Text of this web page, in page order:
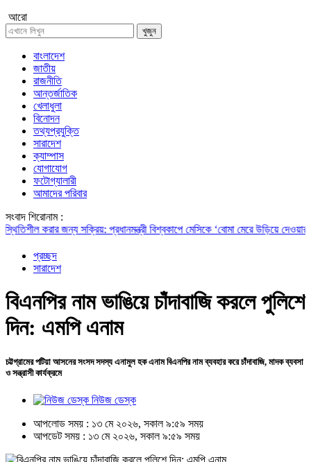
আরো
খুজুন
বাংলাদেশ
জাতীয়
রাজনীতি
আন্তর্জাতিক
খেলাধুলা
বিনোদন
তথ্যপ্রযুক্তি
সারাদেশ
ক্যাম্পাস
যোগাযোগ
ফটোগ্যালারী
আমাদের পরিবার
সংবাদ শিরোনাম :
করার জন্য সক্রিয়: প্রধানমন্ত্রীবিশ্বকাপে মেসিকে ‘বোমা মেরে উড়িয়ে দেওয়ার’
প্রচ্ছদ
সারাদেশ
বিএনপির নাম ভাঙিয়ে চাঁদাবাজি করলে পুলিশে
দিন: এমপি এনাম
চট্টগ্রামের পটিয়া আসনের সংসদ সদস্য এনামুল হক এনাম বিএনপির নাম ব্যবহার করে চাঁদাবাজি, মাদক ব্যবসা
ও সন্ত্রাসী কার্যক্রমে
নিউজ ডেস্ক
আপলোড সময় : ১৩ মে ২০২৬, সকাল ৯:৫৯ সময়
আপডেট সময় : ১৩ মে ২০২৬, সকাল ৯:৫৯ সময়